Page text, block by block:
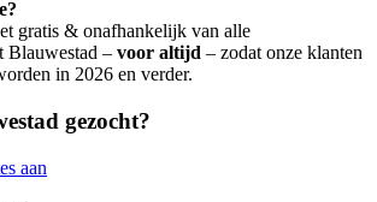
gratis & onafhankelijk van alle
Blauwestad – voor altijd – zodat onze klanten
in 2026 en verder.
gezocht?
aan